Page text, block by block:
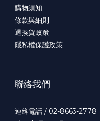
購物須知
條款與細則
退換貨政策
隱私權保護政策
聯絡我們
連絡電話 / 02-8663-2778